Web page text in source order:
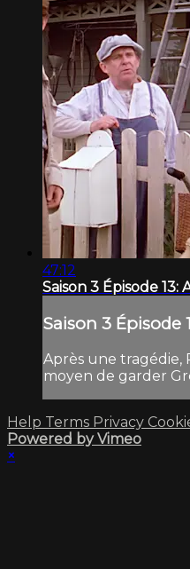
47:12
Saison 3 Épisode 13:
Saison 3 Épisode
Après une
moyen de garder
Help Terms Privacy
Powered by Vimeo
×